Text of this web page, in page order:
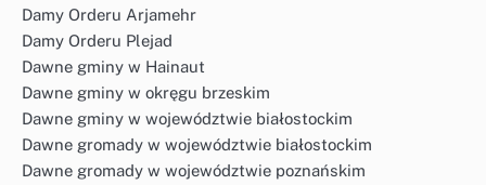
Damy Orderu Arjamehr
Damy Orderu Plejad
Dawne gminy w Hainaut
Dawne gminy w okręgu brzeskim
Dawne gminy w województwie białostockim
Dawne gromady w województwie białostockim
Dawne gromady w województwie poznańskim